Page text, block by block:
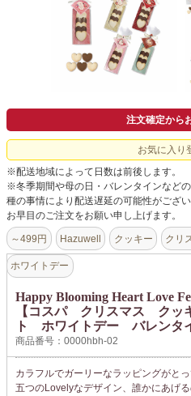
注文確定から
お気に入り
※配送地域によって日数は前後します。
※冬季期間や母の日・バレンタインなど
種の事情により配送遅延の可能性がござ
お早目のご注文をお願い申し上げます。
～499円 Hazuwell クッキー クリ
ホワイトデー
Happy Blooming Heart Love
【コスパ クリスマス ク
ト ホワイトデー バレンタ
商品番号：0000hbh-02
カラフルでガーリーなラッピングがと
五つのLovelyなデザイン、誰かにあげ